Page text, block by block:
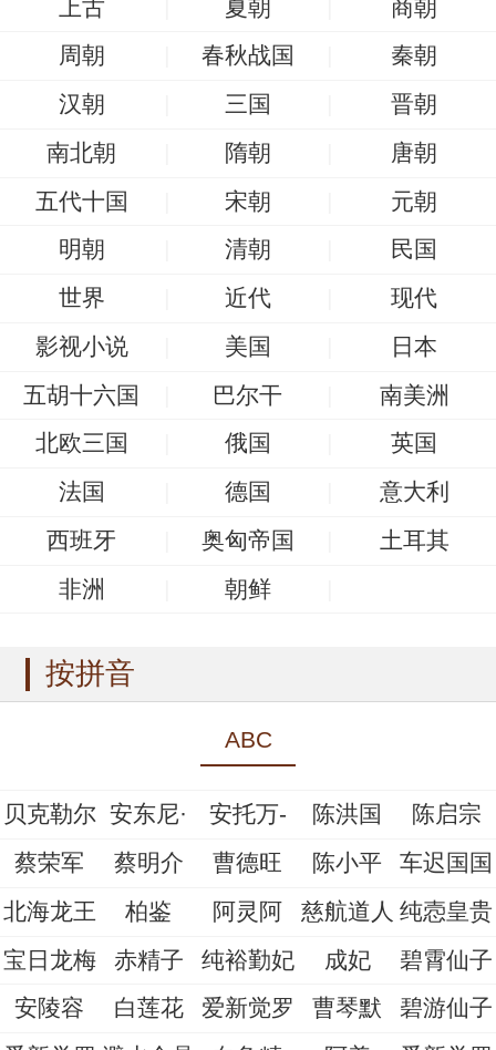
上古 夏朝
商朝
周朝
春秋战国
秦朝
汉朝
三国
晋朝
南北朝
隋朝
唐朝
五代十国
宋朝
元朝
明朝
清朝
民国
世界
近代
现代
影视小说
美国
日本
五胡十六国
巴尔干
南美洲
北欧三国
俄国
英国
法国
德国
意大利
西班牙
奥匈帝国
土耳其
非洲
朝鲜
按拼音
ABC
贝克勒尔 安东尼· 安托万- 陈洪国
陈启宗
蔡荣军
蔡明介 曹德旺 陈小平
车迟国国
北海龙王
柏鉴 阿灵阿 慈航道人 纯悫皇贵
宝日龙梅
赤精子 纯裕勤妃 成妃
碧霄仙子
安陵容
白莲花 爱新觉罗 曹琴默
碧游仙子